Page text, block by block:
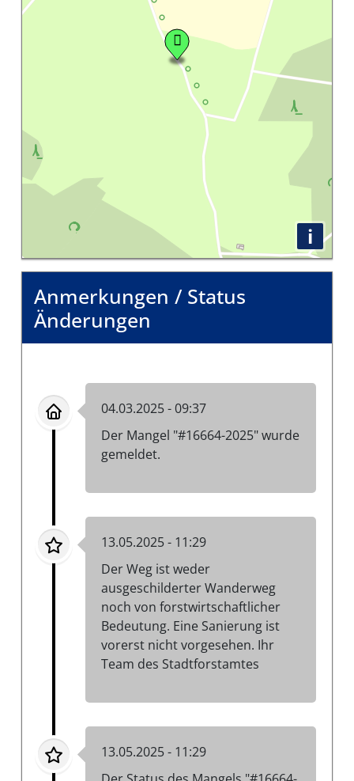
i
Anmerkungen / Status
Änderungen
04.03.2025 - 09:37
Der Mangel "#16664-2025" wurde
gemeldet.
13.05.2025 - 11:29
Der Weg ist weder
ausgeschilderter Wanderweg
noch von forstwirtschaftlicher
Bedeutung. Eine Sanierung ist
vorerst nicht vorgesehen. Ihr
Team des Stadtforstamtes
13.05.2025 - 11:29